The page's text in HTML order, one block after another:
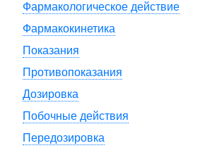
Фармакологическое действие
Фармакокинетика
Показания
Противопоказания
Дозировка
Побочные действия
Передозировка